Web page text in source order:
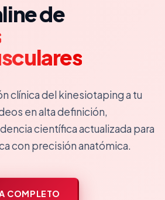
de
clínica del kinesiotaping a tu
en alta definición,
científica actualizada para
con precisión anatómica.
COMPLETO